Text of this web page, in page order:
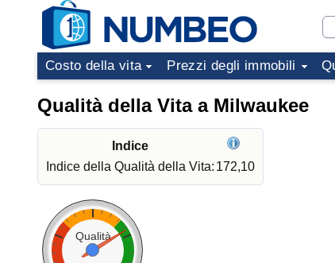
Costo della vita Prezzi degli immobili
Qualità della Vita a Milwaukee
Indice
Indice della Qualità della Vita: 172,10
Qualità